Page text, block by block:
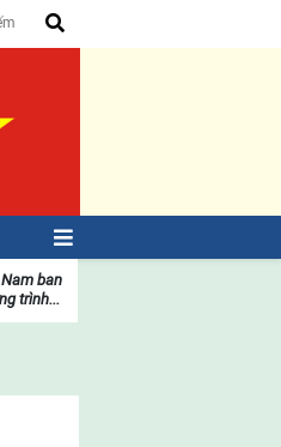
ban
trình...